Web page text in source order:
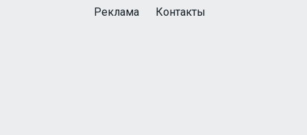
Реклама Контакты